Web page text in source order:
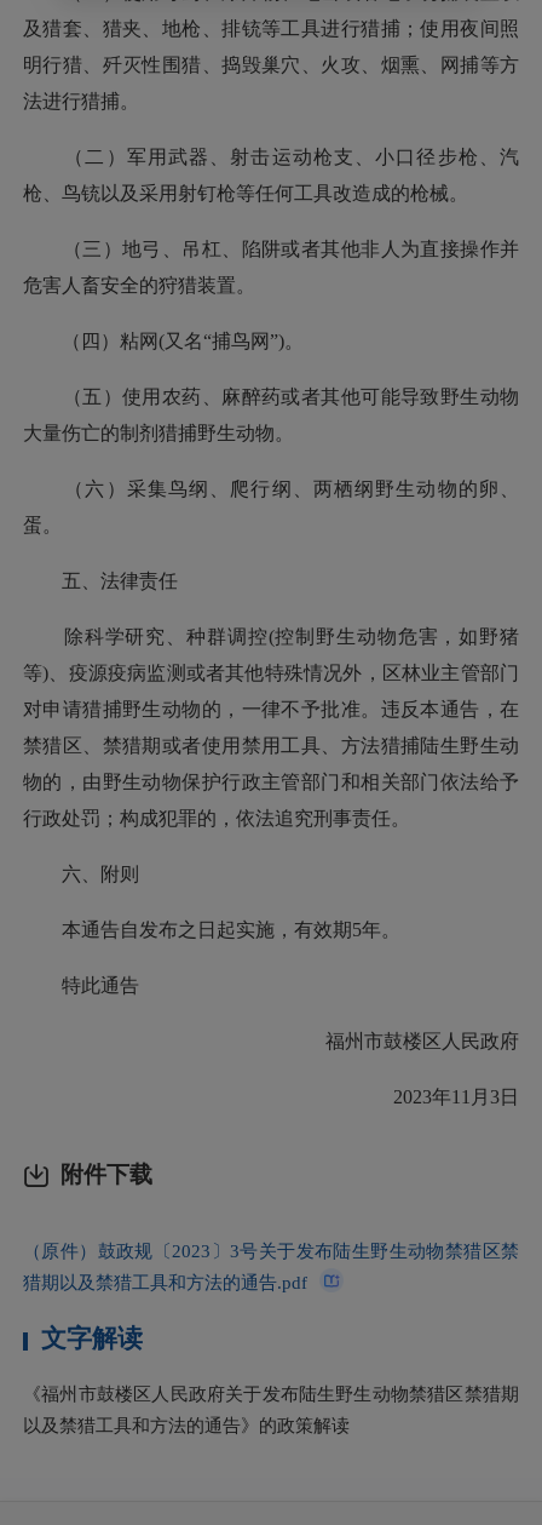
及猎套、猎夹、地枪、排铳等工具进行猎捕；使用夜间照
明行猎、歼灭性围猎、捣毁巢穴、火攻、烟熏、网捕等方
法进行猎捕。
（二）军用武器、射击运动枪支、小口径步枪、汽
枪、鸟铳以及采用射钉枪等任何工具改造成的枪械。
（三）地弓、吊杠、陷阱或者其他非人为直接操作并
危害人畜安全的狩猎装置。
（四）粘网(又名“捕鸟网”)。
（五）使用农药、麻醉药或者其他可能导致野生动物
大量伤亡的制剂猎捕野生动物。
（六）采集鸟纲、爬行纲、两栖纲野生动物的卵、
蛋。
五、法律责任
除科学研究、种群调控(控制野生动物危害，如野猪
等)、疫源疫病监测或者其他特殊情况外，区林业主管部门
对申请猎捕野生动物的，一律不予批准。违反本通告，在
禁猎区、禁猎期或者使用禁用工具、方法猎捕陆生野生动
物的，由野生动物保护行政主管部门和相关部门依法给予
行政处罚；构成犯罪的，依法追究刑事责任。
六、附则
本通告自发布之日起实施，有效期5年。
特此通告
福州市鼓楼区人民政府
2023年11月3日
附件下载
（原件）鼓政规〔2023〕3号关于发布陆生野生动物禁猎区禁
猎期以及禁猎工具和方法的通告.pdf
文字解读
《福州市鼓楼区人民政府关于发布陆生野生动物禁猎区禁猎期
以及禁猎工具和方法的通告》的政策解读